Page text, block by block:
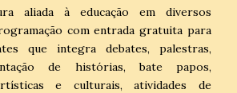
aliada à educação em diversos
com entrada gratuita para
que integra debates, palestras,
de histórias, bate papos,
e culturais, atividades de